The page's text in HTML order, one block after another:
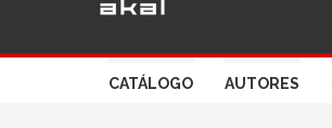
CATÁLOGO AUTORES